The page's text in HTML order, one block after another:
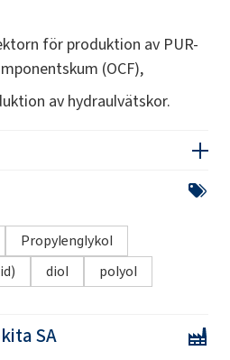
för produktion av PUR-
(OCF),
av hydraulvätskor.
Propylenglykol
diol polyol
SA